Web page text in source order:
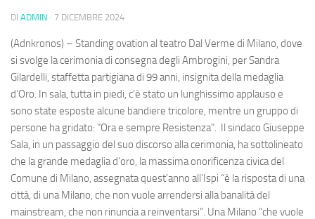
DI ADMIN · 7 DICEMBRE 2024
(Adnkronos) – Standing ovation al teatro Dal Verme di Milano, dove
si svolge la cerimonia di consegna degli Ambrogini, per Sandra
Gilardelli, staffetta partigiana di 99 anni, insignita della medaglia
d’Oro. In sala, tutta in piedi, c’è stato un lunghissimo applauso e
sono state esposte alcune bandiere tricolore, mentre un gruppo di
persone ha gridato: "Ora e sempre Resistenza". Il sindaco Giuseppe
Sala, in un passaggio del suo discorso alla cerimonia, ha sottolineato
che la grande medaglia d’oro, la massima onorificenza civica del
Comune di Milano, assegnata quest’anno all’Ispi “è la risposta di una
città, di una Milano, che non vuole arrendersi alla banalità del
mainstream, che non rinuncia a reinventarsi”. Una Milano “che vuole